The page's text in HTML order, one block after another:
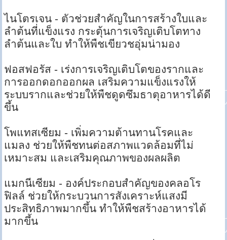
ไนโตรเจน - ตัวช่วยสำคัญในการสร้างใบและ
ลำต้นที่แข็งแรง กระตุ้นการเจริญเติบโตทาง
ลำต้นและใบ ทำให้พืชเขียวชอุ่มน่ามอง
ฟอสฟอรัส - เร่งการเจริญเติบโตของรากและ
การออกดอกออกผล เสริมความแข็งแรงให้
ระบบรากและช่วยให้พืชดูดซึมธาตุอาหารได้ดี
ขึ้น
โพแทสเซียม - เพิ่มความต้านทานโรคและ
แมลง ช่วยให้พืชทนต่อสภาพแวดล้อมที่ไม่
เหมาะสม และเสริมคุณภาพของผลผลิต
แมกนีเซียม - องค์ประกอบสำคัญของคลอโร
ฟิลล์ ช่วยให้กระบวนการสังเคราะห์แสงมี
ประสิทธิภาพมากขึ้น ทำให้พืชสร้างอาหารได้
มากขึ้น